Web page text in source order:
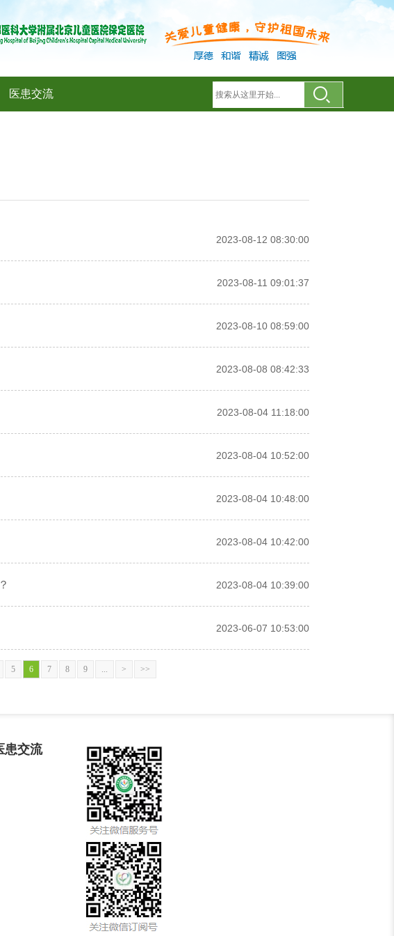
医患交流
2023-08-12 08:30:00
2023-08-11 09:01:37
2023-08-10 08:59:00
2023-08-08 08:42:33
2023-08-04 11:18:00
2023-08-04 10:52:00
2023-08-04 10:48:00
2023-08-04 10:42:00
2023-08-04 10:39:00
2023-06-07 10:53:00
5 6 7 8 9 ... > >>
患交流